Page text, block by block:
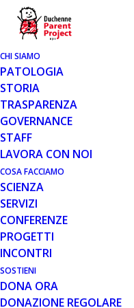
CHI SIAMO
PATOLOGIA
STORIA
TRASPARENZA
GOVERNANCE
STAFF
LAVORA CON NOI
COSA FACCIAMO
SCIENZA
SERVIZI
CONFERENZE
PROGETTI
INCONTRI
SOSTIENI
DONA ORA
DONAZIONE REGOLARE
AREA SCIENZA PP
28 SET 2009
IDEBENONE:
DI FASE 3